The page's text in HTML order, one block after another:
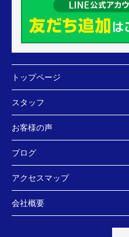
トップページ
スタッフ
お客様の声
ブログ
アクセスマップ
会社概要